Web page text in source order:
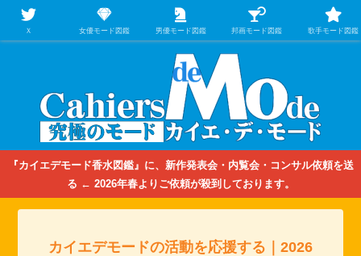
【映画/音楽の中のファッション＆香水】を徹底的に分析するファッション＆ア
パレル業界人のための学習サイト
『カイエデモード香水図鑑』に、新作発表会・内覧会・コンサル依頼を送
る ← 2026年春よりご依頼が殺到しております。
カイエデモードの活動を応援する｜2026
Ｘ 女優モード図鑑 男優モード図鑑 邦画モード図鑑 歌手モード図鑑